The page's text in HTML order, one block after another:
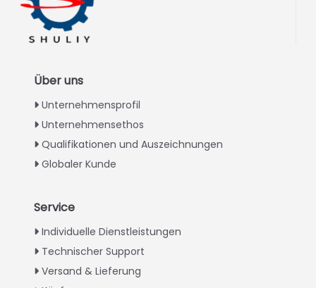
Über uns
Unternehmensprofil
Unternehmensethos
Qualifikationen und Auszeichnungen
Globaler Kunde
Service
Individuelle Dienstleistungen
Technischer Support
Versand & Lieferung
Urdu
Greek
Italian